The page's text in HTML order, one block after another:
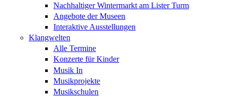
Nachhaltiger Wintermarkt am Lister Turm
Angebote der Museen
Interaktive Ausstellungen
Klangwelten
Alle Termine
Konzerte für Kinder
Musik In
Musikprojekte
Musikschulen